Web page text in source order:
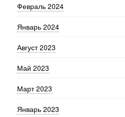
Февраль 2024
Январь 2024
Август 2023
Май 2023
Март 2023
Январь 2023